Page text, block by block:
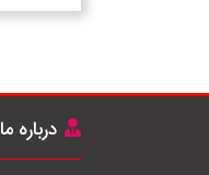
درباره ما